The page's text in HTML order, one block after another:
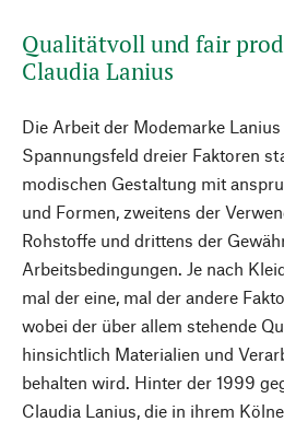
Qualitätvoll und fair
Claudia Lanius
Die Arbeit der Modemarke
Spannungsfeld dreier Faktoren
modischen Gestaltung mit
und Formen, zweitens der
Rohstoffe und drittens der
Arbeitsbedingungen. Je nach
mal der eine, mal der andere
wobei der über allem stehende
hinsichtlich Materialien und
behalten wird. Hinter der 1999
Claudia Lanius, die in ihrem